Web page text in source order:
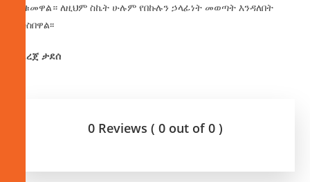
ጠቁመዋል። ለዚህም ስኬት ሁሉም የበኩሉን ኃላፊነት መወጣት እንዳለበት
አሳስበዋል፡፡
በደረጀ ታደሰ
0 Reviews ( 0 out of 0 )